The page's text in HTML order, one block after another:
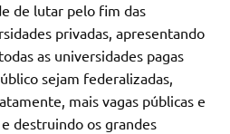
de lutar pelo fim das
privadas, apresentando
as universidades pagas
sejam federalizadas,
mais vagas públicas e
destruindo os grandes